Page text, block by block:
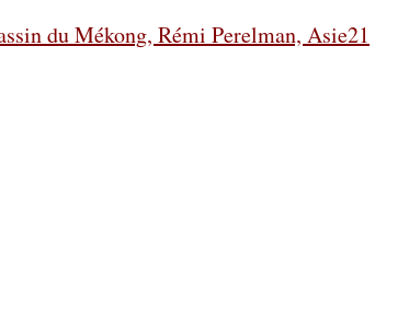
du Mékong, Rémi Perelman, Asie21